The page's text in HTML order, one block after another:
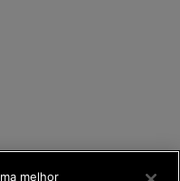
melhor